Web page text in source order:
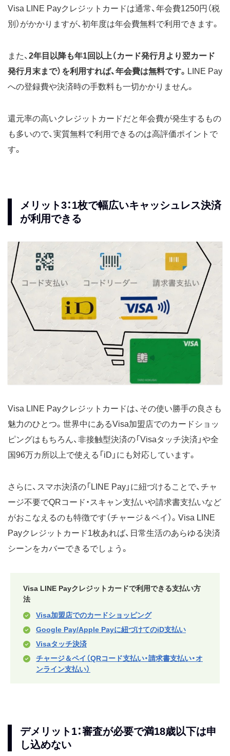
Visa LINE Payクレジットカードは通常、年会費1250円（税
別）がかかりますが、初年度は年会費無料で利用できます。
また、 2年目以降も年1回以上（カード発行月より翌カード
発行月末まで）を利用すれば、年会費は無料です。 LINE Pay
への登録費や決済時の手数料も一切かかりません。
還元率の高いクレジットカードだと年会費が発生するもの
も多いので、実質無料で利用できるのは高評価ポイントで
す。
メリット3：1枚で幅広いキャッシュレス決済
が利用できる
Visa LINE Payクレジットカードは、その使い勝手の良さも
魅力のひとつ。世界中にあるVisa加盟店でのカードショッ
ピングはもちろん、非接触型決済の「Visaタッチ決済」や全
国96万カ所以上で使える「iD」にも対応しています。
さらに、スマホ決済の「LINE Pay」に紐づけることで、チャ
ージ不要でQRコード・スキャン支払いや請求書支払いなど
がおこなえるのも特徴です（チャージ＆ペイ）。Visa LINE
Payクレジットカード1枚あれば、日常生活のあらゆる決済
シーンをカバーできるでしょう。
Visa LINE Payクレジットカードで利用できる支払い方
法
Visa加盟店でのカードショッピング
Google Pay/Apple Payに紐づけてのiD支払い
Visaタッチ決済
チャージ＆ペイ（QRコード支払い・請求書支払い・オ
ンライン支払い）
デメリット1：審査が必要で満18歳以下は申
し込めない